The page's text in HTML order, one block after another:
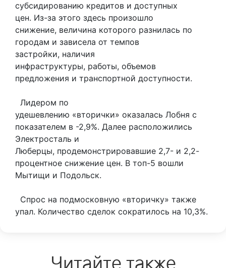
субсидированию кредитов и доступных
цен. Из-за этого здесь произошло
снижение, величина которого разнилась по
городам и зависела от темпов
застройки, наличия
инфраструктуры, работы, объемов
предложения и транспортной доступности.
Лидером по
удешевлению «вторички» оказалась Лобня с
показателем в -2,9%. Далее расположились
Электросталь и
Люберцы, продемонстрировавшие 2,7- и 2,2-
процентное снижение цен. В топ-5 вошли
Мытищи и Подольск.
Спрос на подмосковную «вторичку» также
упал. Количество сделок сократилось на 10,3%.
Читайте также